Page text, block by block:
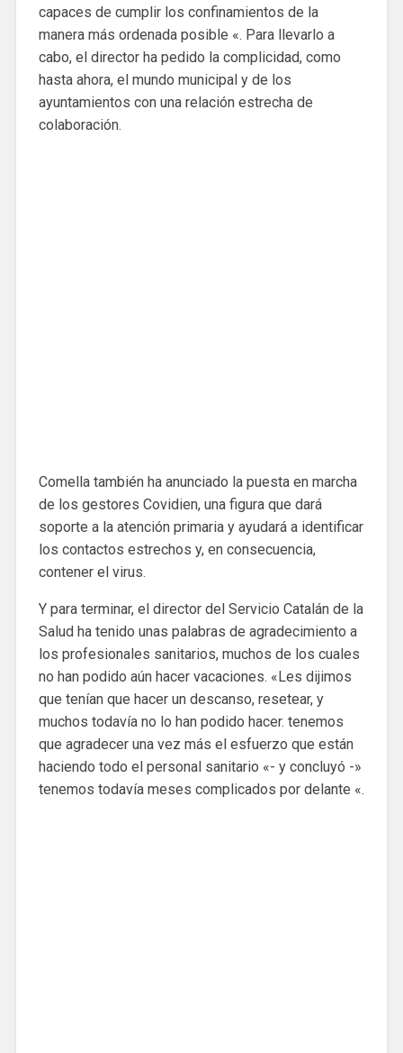
capaces de cumplir los confinamientos de la
manera más ordenada posible «. Para llevarlo a
cabo, el director ha pedido la complicidad, como
hasta ahora, el mundo municipal y de los
ayuntamientos con una relación estrecha de
colaboración.
Comella también ha anunciado la puesta en marcha
de los gestores Covidien, una figura que dará
soporte a la atención primaria y ayudará a identificar
los contactos estrechos y, en consecuencia,
contener el virus.
Y para terminar, el director del Servicio Catalán de la
Salud ha tenido unas palabras de agradecimiento a
los profesionales sanitarios, muchos de los cuales
no han podido aún hacer vacaciones. «Les dijimos
que tenían que hacer un descanso, resetear, y
muchos todavía no lo han podido hacer. tenemos
que agradecer una vez más el esfuerzo que están
haciendo todo el personal sanitario «- y concluyó -»
tenemos todavía meses complicados por delante «.